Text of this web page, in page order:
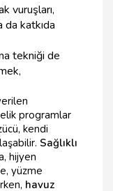
vuruşları,
da katkıda
tekniği de
programlar
kendi
Sağlıklı
hijyen
yüzme
havuz